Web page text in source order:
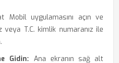
Mobil uygulamasını açın ve
veya T.C. kimlik numaranız ile
Gidin: Ana ekranın sağ alt